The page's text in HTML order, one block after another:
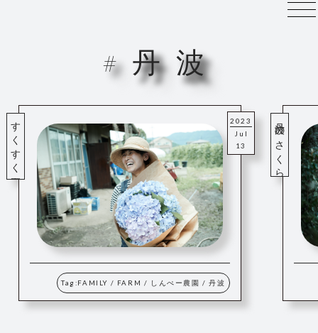
# 丹 波
2023
Jul
13
すくすく夏野菜
Tag:FAMILY / FARM / しんぺー農園 /丹波
丹波のさくら